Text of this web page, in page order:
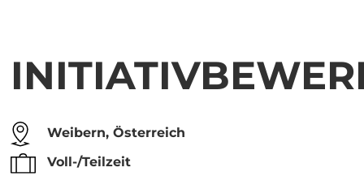
Weibern, Österreich
Voll-/Teilzeit